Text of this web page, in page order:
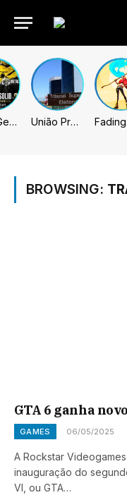
Metal Gear Solid: Master Collection 2 terá legendas e menus em portugues União Progressista e PL terão mais tempo de propaganda eleitoral
BROWSING:
GTA 6 ganha
GAMES 06/05/2025
A Rockstar
inauguração do
VI, ou GTA…